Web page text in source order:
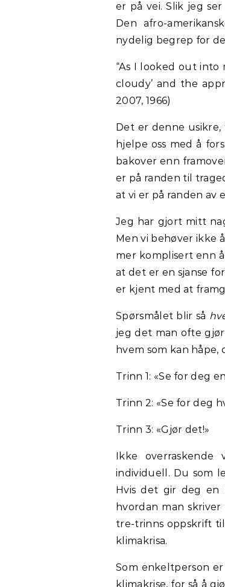
er på vei. Slik jeg
Den afro-
nydelig begrep for
“As I looked out into
cloudy’ and the
2007, 1966)
Det er denne
hjelpe oss med å
bakover enn
er på randen til
at vi er på randen av
Jeg har gjort mitt
Men vi behøver ikke
mer komplisert enn
at det er en sjanse
er kjent med at
Spørsmålet blir så
jeg det man ofte
hvem som kan håpe,
Trinn 1: «Se for deg
Trinn 2: «Se for deg
Trinn 3: «Gjør det!»
Ikke
individuell. Du som
Hvis det gir deg en
hvordan man
tre-trinns oppskrift
klimakrisa.
Som enkeltperson
klimakrise, for så å